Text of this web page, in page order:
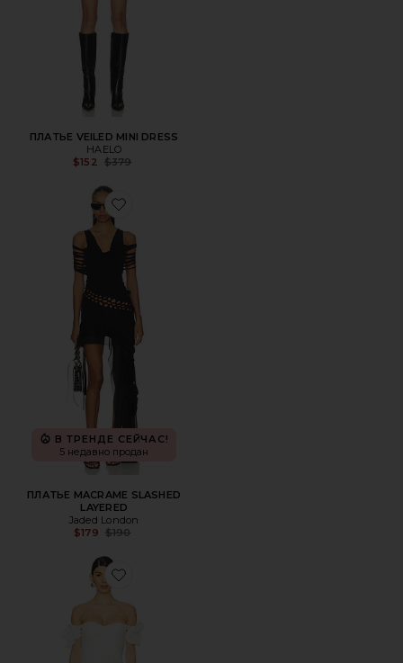
ПЛАТЬЕ VEILED MINI DRESS
HAELO
$152
Previous price:
$379
Favorite ПЛАТЬЕ MACRAME SLASHED LAYERED
В ТРЕНДЕ СЕЙЧАС!
5 недавно продан
ПЛАТЬЕ MACRAME SLASHED
LAYERED
Jaded London
$179 Previous price:
$190
Favorite МАКСИ ПЛАТЬЕ EMBERLY